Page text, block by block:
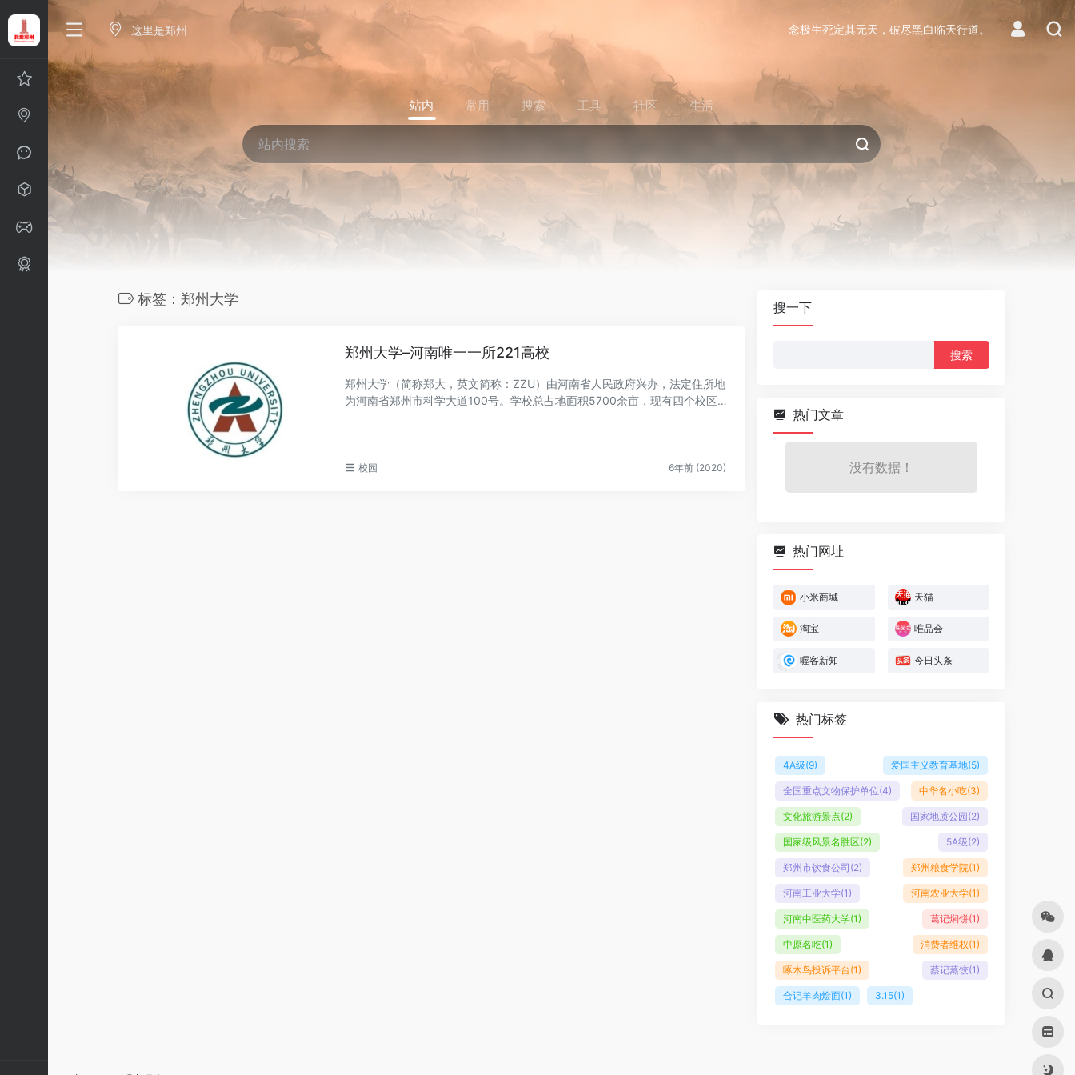
这里是郑州 念极生死定其无天，破尽黑白临天行道。
站内 常用 搜索 工具 社区 生活
标签：郑州大学
郑州大学–河南唯一一所221高校
郑州大学（简称郑大，英文简称：ZZU）由河南省人民政府兴办，法定住所地
为河南省郑州市科学大道100号。学校总占地面积5700余亩，现有四个校区：
校园 6年前 (2020)
搜一下
热门文章
没有数据！
热门网址
小米商城 天猫
淘宝 唯品会
喔客新知 今日头条
热门标签
4A级(9) 爱国主义教育基地(5)
全国重点文物保护单位(4) 中华名小吃(3)
文化旅游景点(2) 国家地质公园(2)
国家级风景名胜区(2) 5A级(2)
郑州市饮食公司 (2) 郑州粮食学院(1)
河南工业大学(1) 河南农业大学(1)
河南中医药大学(1) 葛记焖饼(1)
中原名吃(1) 消费者维权(1)
啄木鸟投诉平台(1) 蔡记蒸饺(1)
合记羊肉烩面(1) 3.15(1)